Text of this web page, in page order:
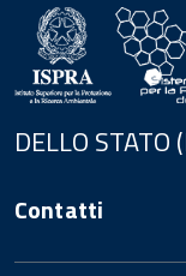
DELLO
Contatti